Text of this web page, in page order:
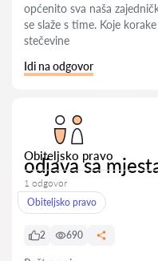
općenito sva naša
se slaže s time. Koje
stečevine
Idi na odgovor
Obiteljsko pravo
odjava sa
1 odgovor
Obiteljsko pravo
2 690